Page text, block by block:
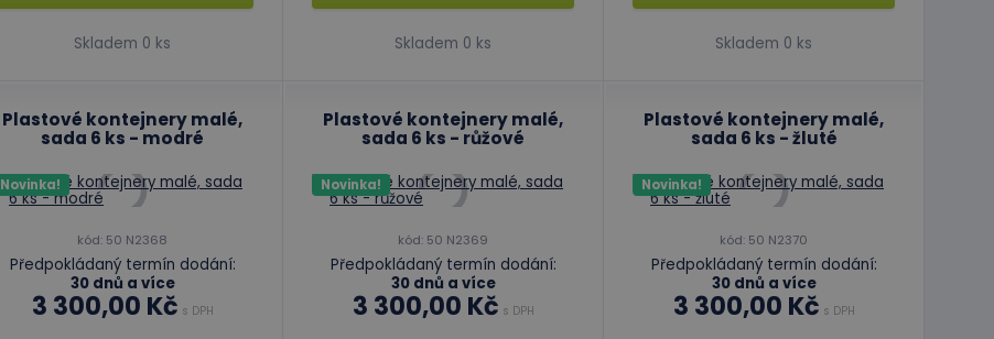
Skladem 0 ks Skladem 0 ks Skladem 0 ks
Plastové kontejnery malé,
sada 6 ks - modré
Novinka!
kód: 50 N2368
Předpokládaný termín dodání:
30 dnů a více
3 300,00 Kč s DPH
Plastové kontejnery malé,
sada 6 ks - růžové
Novinka!
kód: 50 N2369
Předpokládaný termín dodání:
30 dnů a více
3 300,00 Kč s DPH
Plastové kontejnery malé,
sada 6 ks - žluté
Novinka!
kód: 50 N2370
Předpokládaný termín dodání:
30 dnů a více
3 300,00 Kč s DPH